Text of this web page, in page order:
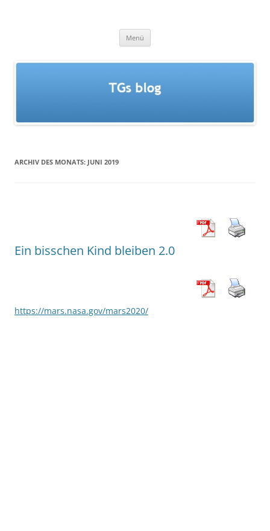
Menü
ARCHIV DES MONATS: JUNI 2019
Ein bisschen Kind bleiben 2.0
https://mars.nasa.gov/mars2020/